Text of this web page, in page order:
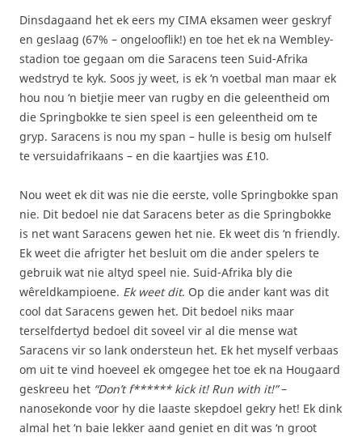
Dinsdagaand het ek eers my CIMA eksamen weer geskryf
en geslaag (67% – ongelooflik!) en toe het ek na Wembley-
stadion toe gegaan om die Saracens teen Suid-Afrika
wedstryd te kyk. Soos jy weet, is ek ‘n voetbal man maar ek
hou nou ‘n bietjie meer van rugby en die geleentheid om
die Springbokke te sien speel is een geleentheid om te
gryp. Saracens is nou my span – hulle is besig om hulself
te versuidafrikaans – en die kaartjies was £10.
Nou weet ek dit was nie die eerste, volle Springbokke span
nie. Dit bedoel nie dat Saracens beter as die Springbokke
is net want Saracens gewen het nie. Ek weet dis ‘n friendly.
Ek weet die afrigter het besluit om die ander spelers te
gebruik wat nie altyd speel nie. Suid-Afrika bly die
wêreldkampioene. Ek weet dit. Op die ander kant was dit
cool dat Saracens gewen het. Dit bedoel niks maar
terselfdertyd bedoel dit soveel vir al die mense wat
Saracens vir so lank ondersteun het. Ek het myself verbaas
om uit te vind hoeveel ek omgegee het toe ek na Hougaard
geskreeu het “Don’t f****** kick it! Run with it!”–
nanosekonde voor hy die laaste skepdoel gekry het! Ek dink
almal het ‘n baie lekker aand geniet en dit was ‘n groot